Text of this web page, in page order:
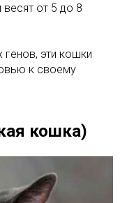
от 5 до 8
генов, эти кошки
к своему
кошка)